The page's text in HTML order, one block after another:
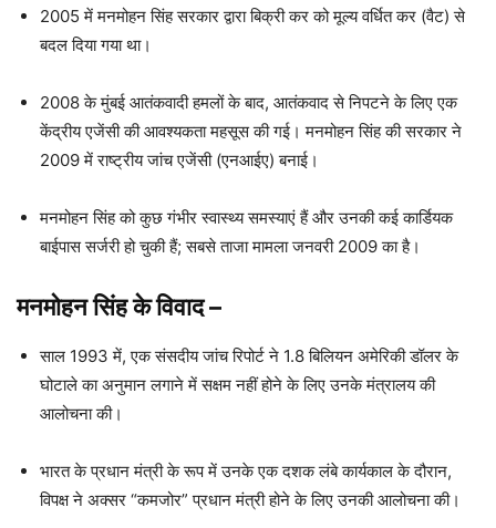
2005 में मनमोहन सिंह सरकार द्वारा बिक्री कर को मूल्य वर्धित कर (वैट) से
बदल दिया गया था।
2008 के मुंबई आतंकवादी हमलों के बाद, आतंकवाद से निपटने के लिए एक
केंद्रीय एजेंसी की आवश्यकता महसूस की गई। मनमोहन सिंह की सरकार ने
2009 में राष्ट्रीय जांच एजेंसी (एनआईए) बनाई।
मनमोहन सिंह को कुछ गंभीर स्वास्थ्य समस्याएं हैं और उनकी कई कार्डियक
बाईपास सर्जरी हो चुकी हैं; सबसे ताजा मामला जनवरी 2009 का है।
मनमोहन सिंह के विवाद–
साल 1993 में, एक संसदीय जांच रिपोर्ट ने 1.8 बिलियन अमेरिकी डॉलर के
घोटाले का अनुमान लगाने में सक्षम नहीं होने के लिए उनके मंत्रालय की
आलोचना की।
भारत के प्रधान मंत्री के रूप में उनके एक दशक लंबे कार्यकाल के दौरान,
विपक्ष ने अक्सर “कमजोर” प्रधान मंत्री होने के लिए उनकी आलोचना की।